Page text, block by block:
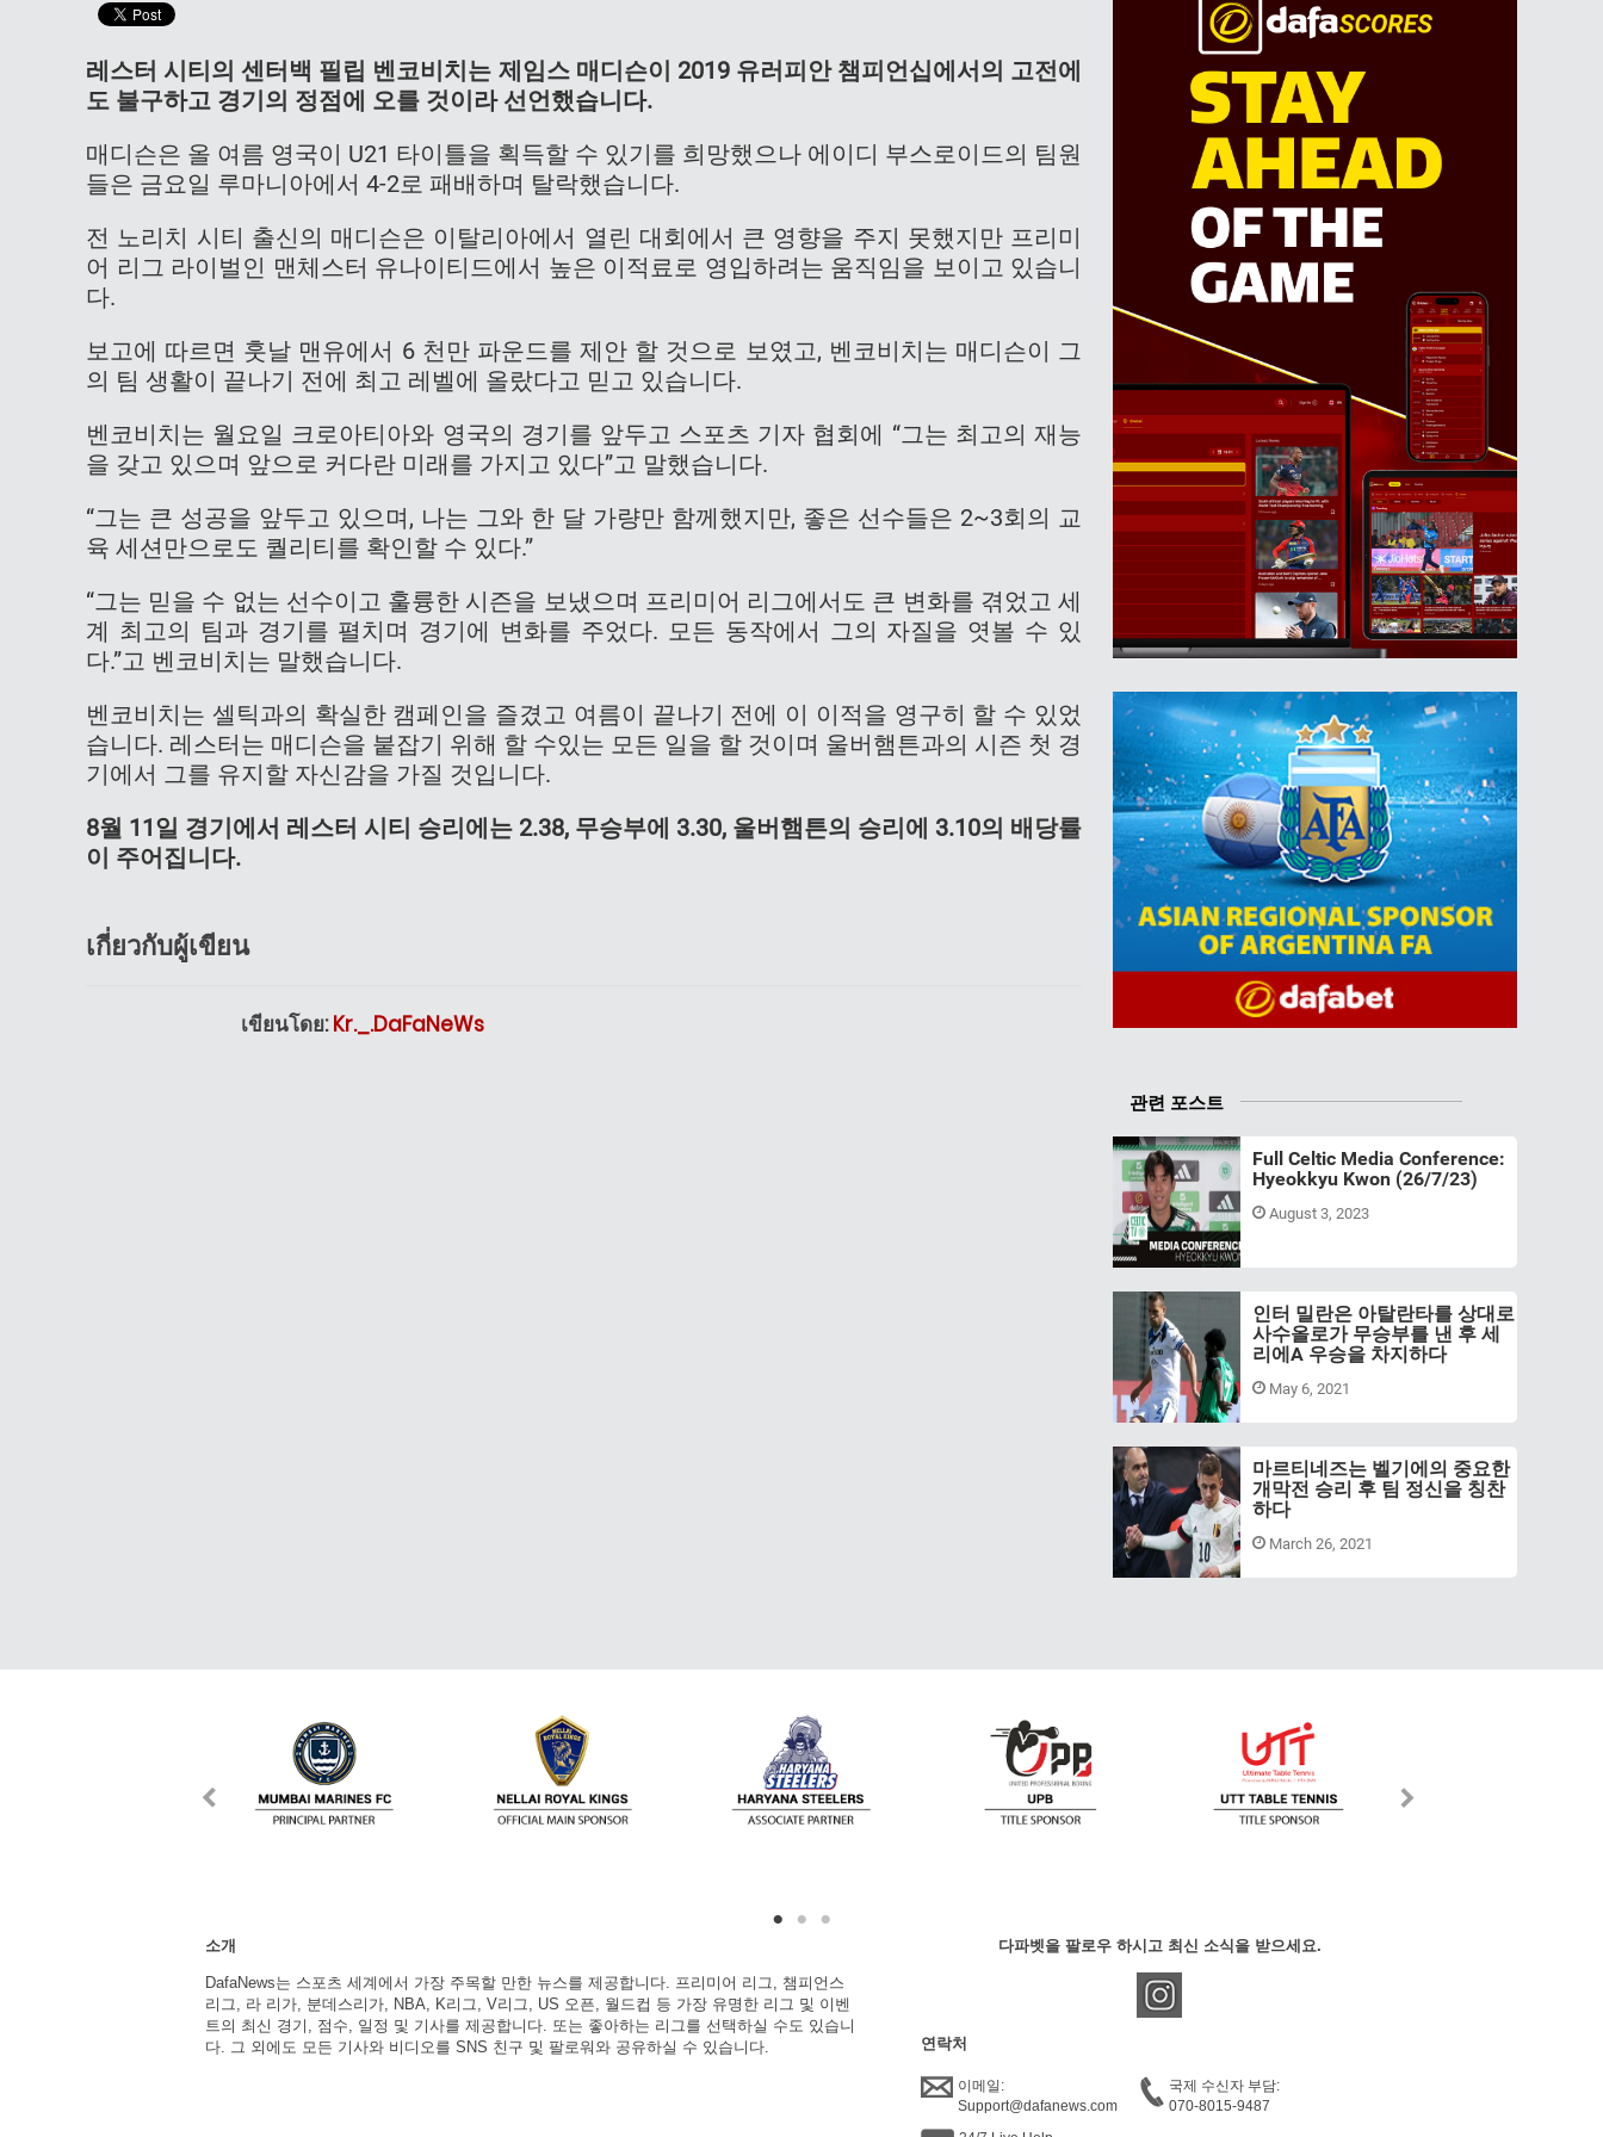
레스터 시티의 센터백 필립 벤코비치는 제임스 매디슨이 2019 유러피안 챔피언십에서의 고전에
도 불구하고 경기의 정점에 오를 것이라 선언했습니다.
매디슨은 올 여름 영국이 U21 타이틀을 획득할 수 있기를 희망했으나 에이디 부스로이드의 팀원
들은 금요일 루마니아에서 4-2로 패배하며 탈락했습니다.
전 노리치 시티 출신의 매디슨은 이탈리아에서 열린 대회에서 큰 영향을 주지 못했지만 프리미
어 리그 라이벌인 맨체스터 유나이티드에서 높은 이적료로 영입하려는 움직임을 보이고 있습니
다.
보고에 따르면 훗날 맨유에서 6 천만 파운드를 제안 할 것으로 보였고, 벤코비치는 매디슨이 그
의 팀 생활이 끝나기 전에 최고 레벨에 올랐다고 믿고 있습니다.
벤코비치는 월요일 크로아티아와 영국의 경기를 앞두고 스포츠 기자 협회에 “그는 최고의 재능
을 갖고 있으며 앞으로 커다란 미래를 가지고 있다”고 말했습니다.
“그는 큰 성공을 앞두고 있으며, 나는 그와 한 달 가량만 함께했지만, 좋은 선수들은 2~3회의 교
육 세션만으로도 퀄리티를 확인할 수 있다.”
“그는 믿을 수 없는 선수이고 훌륭한 시즌을 보냈으며 프리미어 리그에서도 큰 변화를 겪었고 세
계 최고의 팀과 경기를 펼치며 경기에 변화를 주었다. 모든 동작에서 그의 자질을 엿볼 수 있
다.”고 벤코비치는 말했습니다.
벤코비치는 셀틱과의 확실한 캠페인을 즐겼고 여름이 끝나기 전에 이 이적을 영구히 할 수 있었
습니다. 레스터는 매디슨을 붙잡기 위해 할 수있는 모든 일을 할 것이며 울버햄튼과의 시즌 첫 경
기에서 그를 유지할 자신감을 가질 것입니다.
8월 11일 경기에서 레스터 시티 승리에는 2.38, 무승부에 3.30, 울버햄튼의 승리에 3.10의 배당률
이 주어집니다.
เกี่ยวกับผู้เขียน
เขียนโดย:Kr._.DaFaNeWs
관련 포스트
Full Celtic Media Conference:
Hyeokkyu Kwon (26/7/23)
August 3, 2023
인터 밀란은 아탈란타를 상대로
사수올로가 무승부를 낸 후 세
리에A 우승을 차지하다
May 6, 2021
마르티네즈는 벨기에의 중요한
개막전 승리 후 팀 정신을 칭찬
하다
March 26, 2021
소개
DafaNews는 스포츠 세계에서 가장 주목할 만한 뉴스를 제공합니다. 프리미어 리그, 챔피언스
리그, 라 리가, 분데스리가, NBA, K리그, V리그, US 오픈, 월드컵 등 가장 유명한 리그 및 이벤
트의 최신 경기, 점수, 일정 및 기사를 제공합니다. 또는 좋아하는 리그를 선택하실 수도 있습니
다. 그 외에도 모든 기사와 비디오를 SNS 친구 및 팔로워와 공유하실 수 있습니다.
다파벳을 팔로우 하시고 최신 소식을 받으세요.
연락처
이메일:
Support@dafanews.com
국제 수신자 부담:
070-8015-9487